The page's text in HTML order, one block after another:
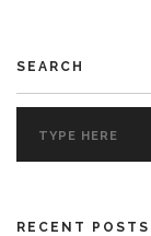
SEARCH
RECENT POSTS